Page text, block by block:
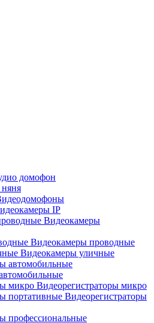
домофон
IP
Видеокамеры
Видеокамеры проводные
Видеокамеры уличные
Видеорегистраторы микро
Видеорегистраторы